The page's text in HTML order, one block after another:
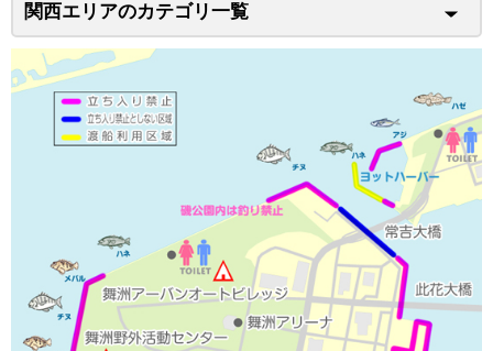
関西エリアのカテゴリ一覧